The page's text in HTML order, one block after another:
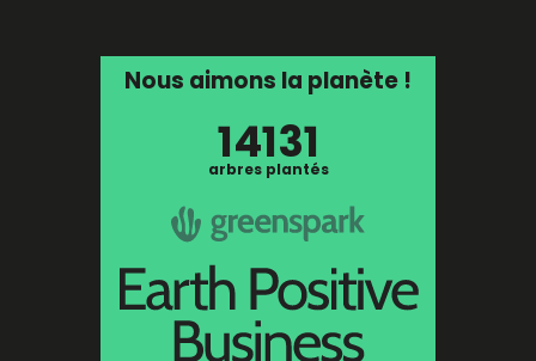
Nous aimons la planète !
14131
arbres plantés